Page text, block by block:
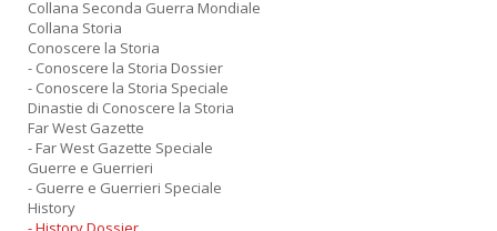
Collana Seconda Guerra Mondiale
Collana Storia
Conoscere la Storia
- Conoscere la Storia Dossier
- Conoscere la Storia Speciale
Dinastie di Conoscere la Storia
Far West Gazette
- Far West Gazette Speciale
Guerre e Guerrieri
- Guerre e Guerrieri Speciale
History